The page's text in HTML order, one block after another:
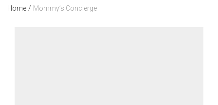
Home / Mommy’s Concierge